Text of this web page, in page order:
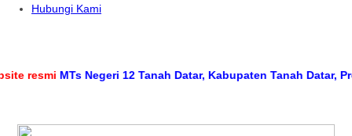
Hubungi Kami
MTs Negeri 12 Tanah Datar, Kabupaten Tanah Datar,